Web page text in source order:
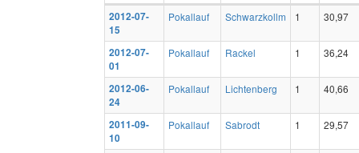
2012-07-
15
Pokallauf Schwarzkollm 1 30,97
2012-07-
01
Pokallauf Rackel 1 36,24
2012-06-
24
Pokallauf Lichtenberg 1 40,66
2011-09-
10
Pokallauf Sabrodt 1 29,57